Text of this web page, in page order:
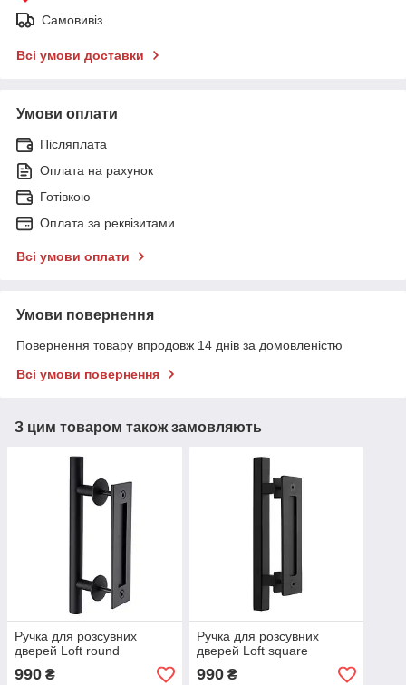
Самовивіз
Всі умови доставки
Умови оплати
Післяплата
Оплата на рахунок
Готівкою
Оплата за реквізитами
Всі умови оплати
Умови повернення
Повернення товару впродовж 14 днів за домовленістю
Всі умови повернення
З цим товаром також замовляють
Ручка для розсувних
дверей Loft round
990 ₴
Ручка для розсувних
дверей Loft square
990₴